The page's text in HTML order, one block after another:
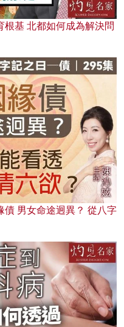
基 北都如何成為解決問
債 男女命途迥異？ 從八字